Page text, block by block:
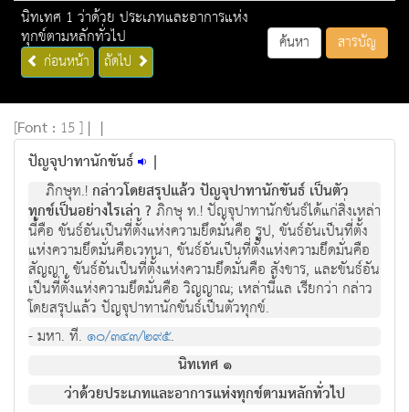
นิทเทศ 1 ว่าด้วย ประเภทและอาการแห่ง
ทุกข์ตามหลักทั่วไป
ก่อนหน้า ถัดไป
ค้นหา สารบัญ
[Font : 15 ] | |
ปัญจุปาทานักขันธ์ |
ภิกษุท.!กลาวโดยสรุปแลว ปญจุปาทานักขันธ เปนตัว
ทุกขเปนอยางไรเลา ? ภิกษุ ท.! ปญจุปาทานักขันธไดแกสิ่งเหลา
นี้คือ ขันธอันเปนที่ตั้งแหงความยึดมั่นคือ รูป, ขันธอันเปนที่ตั้ง
แหงความยึดมั่นคือเวทนา, ขันธอันเปนที่ตั้งแหงความยึดมั่นคือ
สัญญา, ขันธอันเปนที่ตั้งแหงความยึดมั่นคือ สังขาร, และขันธอัน
เปนที่ตั้งแหงความยึดมั่นคือ วิญญาณ; เหลานี้แล เรียกวา กลาว
โดยสรุปแล้ว ปัญจุปาทานักขันธเปนตัวทุกข.
- มหา. ที. ๑๐/๓๔๓/๒๙๕.
นิทเทศ ๑
วาดวยประเภทและอาการแหงทุกขตามหลักทั่วไป